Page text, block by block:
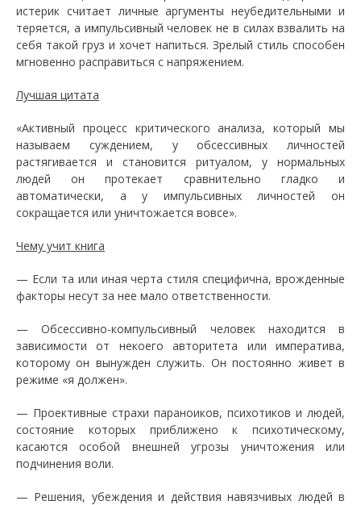
истерик считает личные аргументы неубедительными и
теряется, а импульсивный человек не в силах взвалить на
себя такой груз и хочет напиться. Зрелый стиль способен
мгновенно расправиться с напряжением.
Лучшая цитата
«Активный процесс критического анализа, который мы
называем суждением, у обсессивных личностей
растягивается и становится ритуалом, у нормальных
людей он протекает сравнительно гладко и
автоматически, а у импульсивных личностей он
сокращается или уничтожается вовсе».
Чему учит книга
— Если та или иная черта стиля специфична, врожденные
факторы несут за нее мало ответственности.
— Обсессивно-компульсивный человек находится в
зависимости от некоего авторитета или императива,
которому он вынужден служить. Он постоянно живет в
режиме «я должен».
— Проективные страхи параноиков, психотиков и людей,
состояние которых приближено к психотическому,
касаются особой внешней угрозы уничтожения или
подчинения воли.
— Решения, убеждения и действия навязчивых людей в